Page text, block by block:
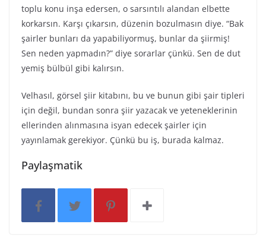
toplu konu inşa edersen, o sarsıntılı alandan elbette
korkarsın. Karşı çıkarsın, düzenin bozulmasın diye. “Bak
şairler bunları da yapabiliyormuş, bunlar da şiirmiş!
Sen neden yapmadın?” diye sorarlar çünkü. Sen de dut
yemiş bülbül gibi kalırsın.
Velhasıl, görsel şiir kitabını, bu ve bunun gibi şair tipleri
için değil, bundan sonra şiir yazacak ve yeteneklerinin
ellerinden alınmasına isyan edecek şairler için
yayınlamak gerekiyor. Çünkü bu iş, burada kalmaz.
Paylaşmatik